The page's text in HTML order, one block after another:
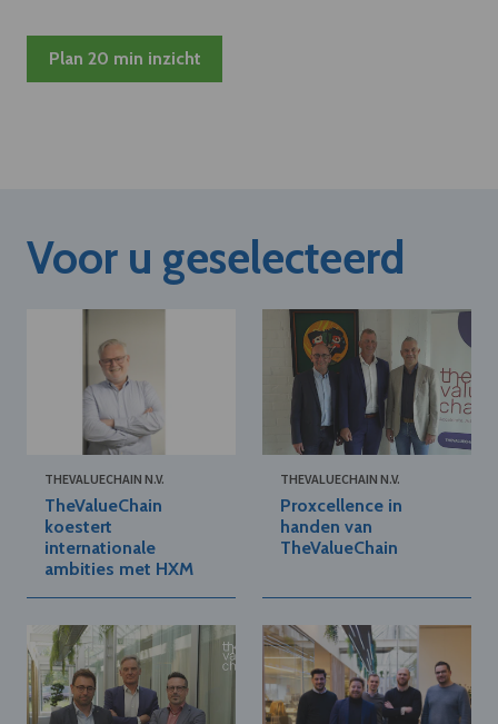
Plan 20 min inzicht
Voor u geselecteerd
THEVALUECHAIN N.V.
TheValueChain
koestert
internationale
ambities met HXM
THEVALUECHAIN N.V.
Proxcellence in
handen van
TheValueChain